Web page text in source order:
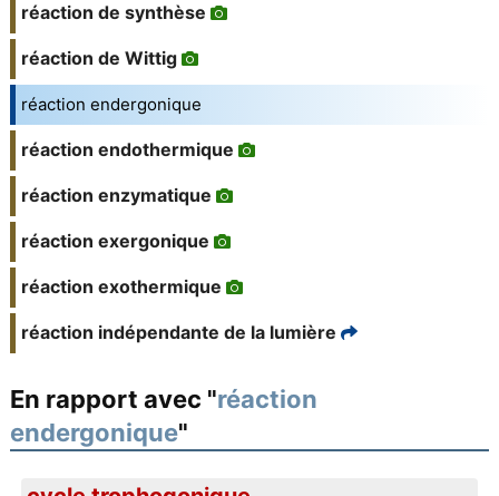
réaction de synthèse
réaction de Wittig
réaction endergonique
réaction endothermique
réaction enzymatique
réaction exergonique
réaction exothermique
réaction indépendante de la lumière
En rapport avec "réaction
endergonique"